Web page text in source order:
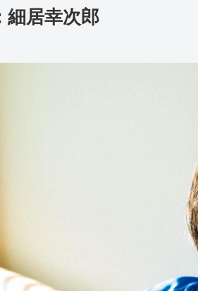
居幸次郎